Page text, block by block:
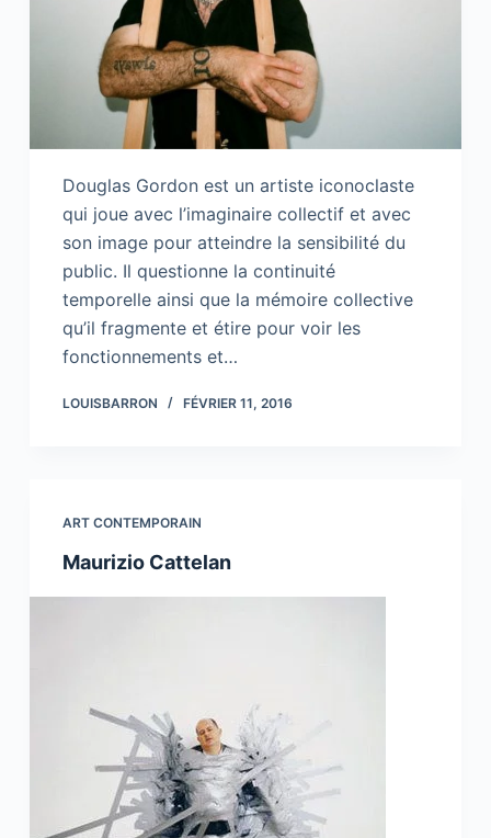
Douglas Gordon est un artiste iconoclaste
qui joue avec l’imaginaire collectif et avec
son image pour atteindre la sensibilité du
public. Il questionne la continuité
temporelle ainsi que la mémoire collective
qu’il fragmente et étire pour voir les
fonctionnements et…
LOUISBARRON FÉVRIER 11, 2016
ART CONTEMPORAIN
Maurizio Cattelan